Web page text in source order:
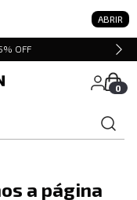
ABRIR
OFF
0
a página